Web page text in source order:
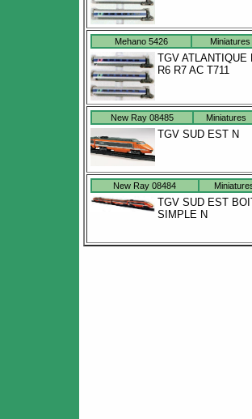
Mehano 5426 Miniatures
TGV ATLANTIQUE
R6 R7 AC T711
New Ray 08485 Miniatures
TGV SUD EST N
New Ray 08484
TGV SUD EST
SIMPLE N